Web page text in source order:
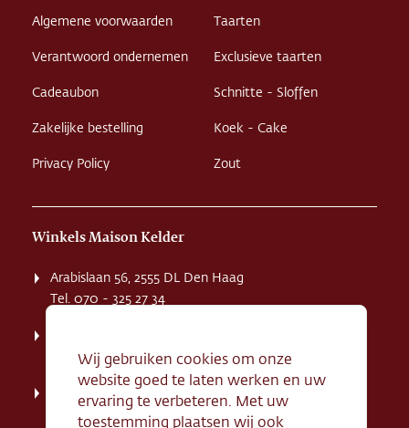
Algemene voorwaarden
Verantwoord ondernemen
Cadeaubon
Zakelijke bestelling
Privacy Policy
Taarten
Exclusieve taarten
Schnitte - Sloffen
Koek - Cake
Zout
Winkels Maison Kelder
Arabislaan 56, 2555 DL Den Haag
Tel. 070 - 325 27 34
Tel. 070 - 324 94 09
Kerkstraat 71, 2242 HD Wassenaar
Tel. 070 - 517 95 07
Wij gebruiken cookies om onze
website goed te laten werken en uw
ervaring te verbeteren. Met uw
toestemming plaatsen wij ook